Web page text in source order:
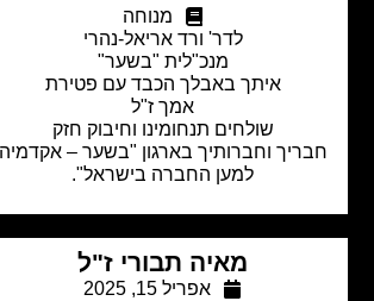
מנוחה
לדר' ורד אריאל-נהרי
מנכ"לית "בשער"
איתך באבלך הכבד עם פטירת
אמך ז"ל
שולחים תנחומינו וחיבוק חזק
וחברותיך בארגון "בשער – אקדמיה
למען החברה בישראל".
מאיה תבורי ז"ל
אפריל 15, 2025